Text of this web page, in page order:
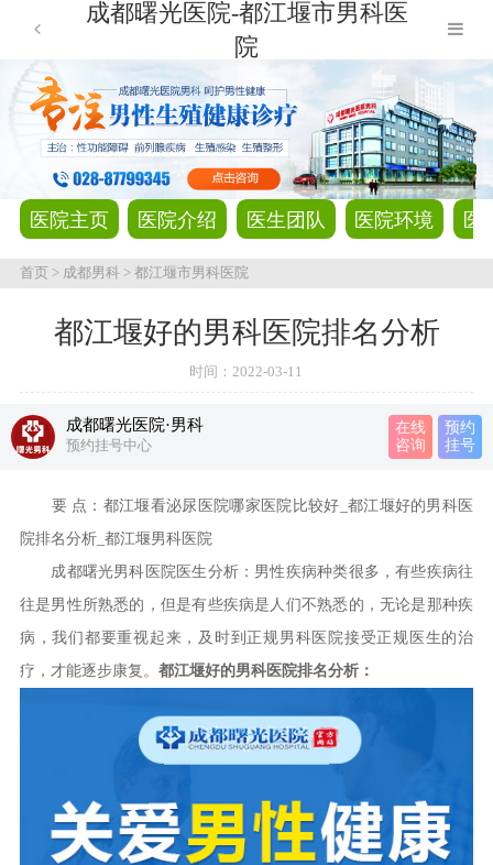
成都曙光医院-都江堰市男科医
院
医院主页 医院介绍 医生团队 医院环境 医
首页> 成都男科> 都江堰市男科医院
都江堰好的男科医院排名分析
时间：2022-03-11
成都曙光医院·男科
预约挂号中心
在线
咨询
预约
挂号
要 点：都江堰看泌尿医院哪家医院比较好_都江堰好的男科医
院排名分析_都江堰男科医院
成都曙光男科医院医生分析：男性疾病种类很多，有些疾病往
往是男性所熟悉的，但是有些疾病是人们不熟悉的，无论是那种疾
病，我们都要重视起来，及时到正规男科医院接受正规医生的治
疗，才能逐步康复。 都江堰好的男科医院排名分析：